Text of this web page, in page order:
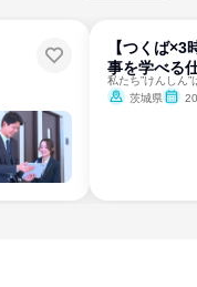
【つくば×3
事を学べる
茨城県